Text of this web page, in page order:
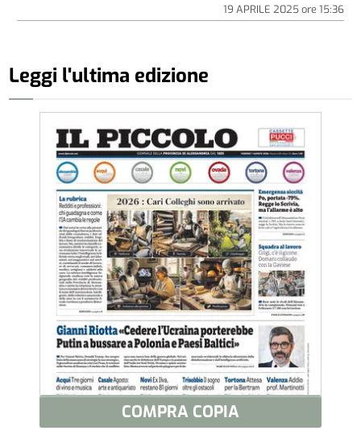
19 APRILE 2025ore 15:36
Leggi l'ultima edizione
COMPRA COPIA